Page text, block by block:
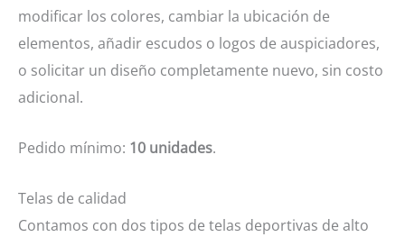
modificar los colores, cambiar la ubicación de
elementos, añadir escudos o logos de auspiciadores,
o solicitar un diseño completamente nuevo, sin costo
adicional.
Pedido mínimo: 10 unidades.
Telas de calidad
Contamos con dos tipos de telas deportivas de alto